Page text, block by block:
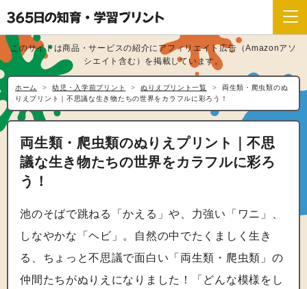
このサイトは商品・サービスの紹介にアフィリエイト広告（Amazonアソ
シエイト含む）を掲載しています。
ホーム 幼児・入学前プリント ぬりえプリント一覧
両生類・爬虫類のぬ
りえプリント｜不思議な生き物たちの世界をカラフルに彩ろう！
両生類・爬虫類のぬりえプリント｜不思
議な生き物たちの世界をカラフルに彩ろ
う！
池のそばで跳ねる「かえる」や、力強い「ワニ」、
しなやかな「ヘビ」。自然の中でたくましく生き
る、ちょっと不思議で面白い「両生類・爬虫類」の
仲間たちがぬりえになりました！「どんな模様をし